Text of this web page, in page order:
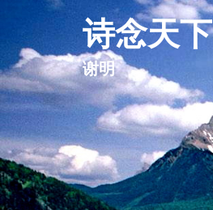
诗念天下
谢明